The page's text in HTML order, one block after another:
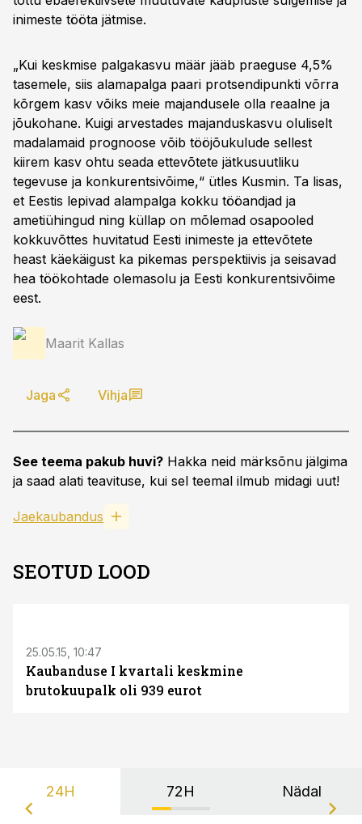
inimeste tööta jätmise.
„Kui keskmise palgakasvu määr jääb praeguse 4,5%
tasemele, siis alamapalga paari protsendipunkti võrra
kõrgem kasv võiks meie majandusele olla reaalne ja
jõukohane. Kuigi arvestades majanduskasvu oluliselt
madalamaid prognoose võib tööjõukulude sellest
kiirem kasv ohtu seada ettevõtete jätkusuutliku
tegevuse ja konkurentsivõime,“ ütles Kusmin. Ta lisas,
et Eestis lepivad alampalga kokku tööandjad ja
ametiühingud ning küllap on mõlemad osapooled
kokkuvõttes huvitatud Eesti inimeste ja ettevõtete
heast käekäigust ka pikemas perspektiivis ja seisavad
hea töökohtade olemasolu ja Eesti konkurentsivõime
eest.
Maarit Kallas
Jaga Vihja
See teema pakub huvi? Hakka neid märksõnu jälgima
ja saad alati teavituse, kui sel teemal ilmub midagi uut!
Jaekaubandus
SEOTUD LOOD
25.05.15, 10:47
Kaubanduse I kvartali keskmine
brutokuupalk oli 939 eurot
24H 72H Nädal